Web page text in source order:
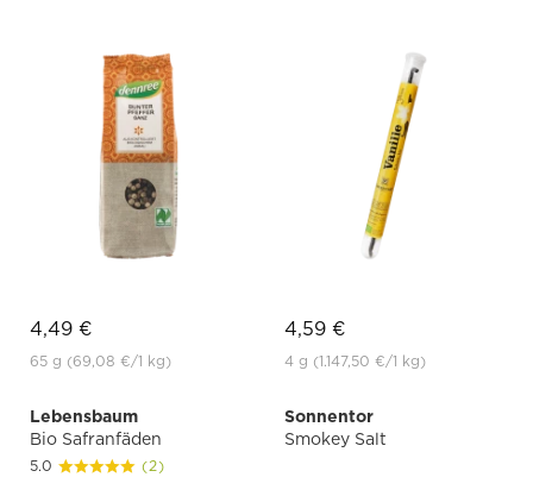
4,49 €
65 g (69,08 €/1 kg)
4,59 €
4 g (1.147,50 €/1 kg)
Lebensbaum
Bio Safranfäden
5.0 (2)
Sonnentor
Smokey Salt